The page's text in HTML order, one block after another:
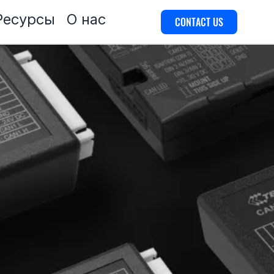
О нас CONTACT US